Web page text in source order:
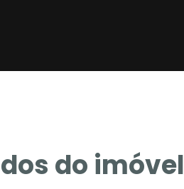
do imóvel